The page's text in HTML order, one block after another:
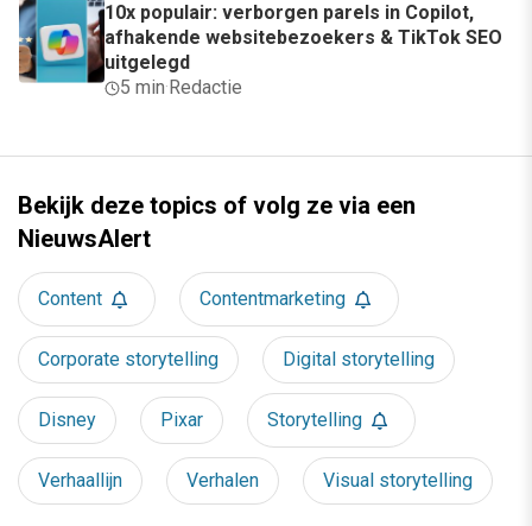
10x populair: verborgen parels in Copilot,
afhakende websitebezoekers & TikTok SEO
uitgelegd
5 min· Redactie
Bekijk deze topics of volg ze via een
NieuwsAlert
Content Contentmarketing
Corporate storytelling Digital storytelling
Disney Pixar Storytelling
Verhaallijn Verhalen Visual storytelling